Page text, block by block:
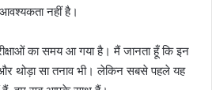
नहीं है।
का समय आ गया है। मैं जानता हूँ कि इन
थोड़ा सा तनाव भी। लेकिन सबसे पहले यह